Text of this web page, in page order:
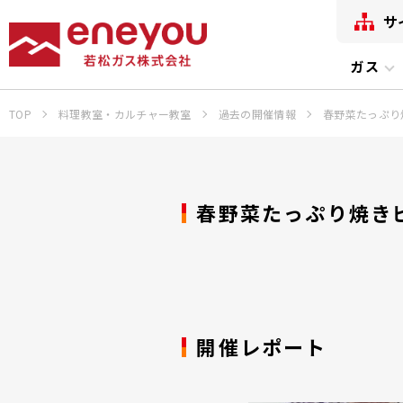
ガス
サ
TOP 料理教室・カルチャー教室 過去の開催情報 春野菜たっぷ
春野菜たっぷり焼き
開催レポート